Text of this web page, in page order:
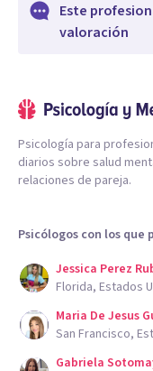
Este
valoración
Psicología para
diarios sobre salud
relaciones de pareja.
Psicólogos con los
Jessica Perez
Florida, Estados
Maria De Jesus
San Francisco,
Gabriela